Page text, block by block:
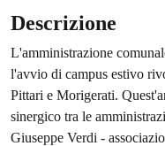
Descrizione
L'amministrazione
l'avvio di campus estivo
Pittari e Morigerati.
sinergico tra le
Giuseppe Verdi -